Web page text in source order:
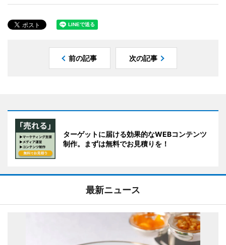
前の記事 次の記事
ターゲットに届ける効果的なWEBコンテンツ
制作。まずは無料でお見積りを！
最新ニュース